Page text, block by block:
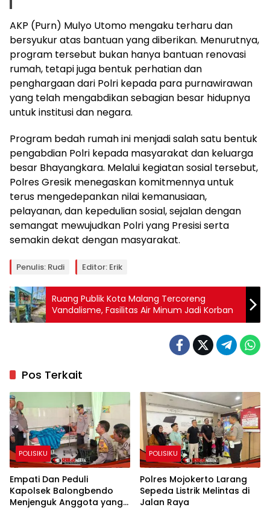
AKP (Purn) Mulyo Utomo mengaku terharu dan
bersyukur atas bantuan yang diberikan. Menurutnya,
program tersebut bukan hanya bantuan renovasi
rumah, tetapi juga bentuk perhatian dan
penghargaan dari Polri kepada para purnawirawan
yang telah mengabdikan sebagian besar hidupnya
untuk institusi dan negara.
Program bedah rumah ini menjadi salah satu bentuk
pengabdian Polri kepada masyarakat dan keluarga
besar Bhayangkara. Melalui kegiatan sosial tersebut,
Polres Gresik menegaskan komitmennya untuk
terus mengedepankan nilai kemanusiaan,
pelayanan, dan kepedulian sosial, sejalan dengan
semangat mewujudkan Polri yang Presisi serta
semakin dekat dengan masyarakat.
Penulis: Rudi Editor: Erik
Ruang Publik Kota Malang Tercoreng
Vandalisme, Fasilitas Air Minum Jadi Korban
Pos Terkait
POLISIKU
Empati Dan Peduli
Kapolsek Balongbendo
Menjenguk Anggota yang
POLISIKU
Polres Mojokerto Larang
Sepeda Listrik Melintas di
Jalan Raya